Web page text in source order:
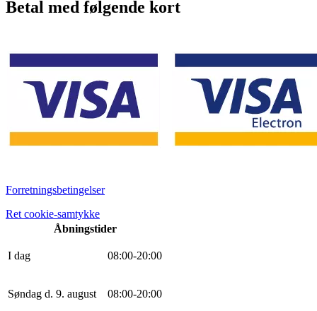
Betal med følgende kort
Forretningsbetingelser
Ret cookie-samtykke
Åbningstider
I dag 08:00-20:00
Søndag d. 9. august 08:00-20:00